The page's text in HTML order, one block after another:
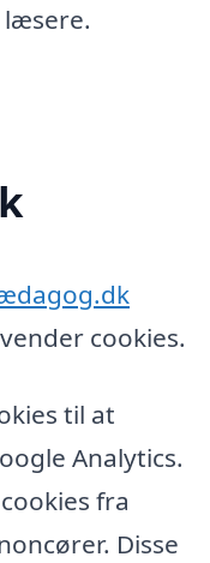
cookies.
til at
Analytics.
fra
Disse